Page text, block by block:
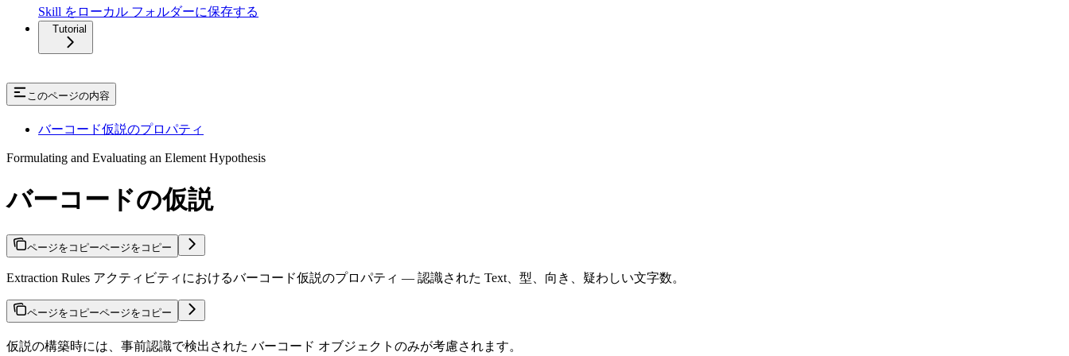
Skill をローカル フォルダーに保存する
Tutorial
このページの内容
バーコード仮説のプロパティ
Formulating and Evaluating an Element Hypothesis
バーコードの仮説
ページをコピーページをコピー
Extraction Rules アクティビティにおけるバーコード仮説のプロパティ — 認識された Text、型、向き、疑わしい文字数。
ページをコピーページをコピー
仮説の構築時には、事前認識で検出された バーコード オブジェクトのみが考慮されます。